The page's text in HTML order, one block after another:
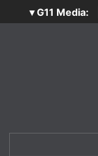
▾ G11 Media:
SecurityOpenLab